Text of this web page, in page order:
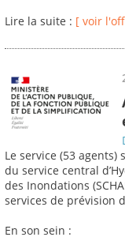
Lire la suite : [ voir
Le service (53 agents)
du service central
des Inondations
services de prévision
En son sein :